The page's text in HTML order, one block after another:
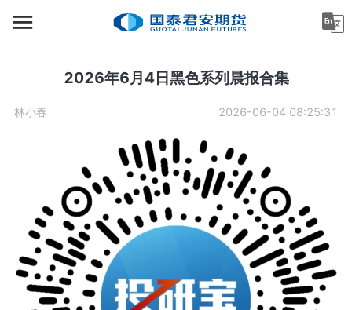
首页
资讯中心
机构金融
投资者教育
关于公司
2026年6月4日黑色系列晨报合集
林小春 2026-06-04 08:25:31